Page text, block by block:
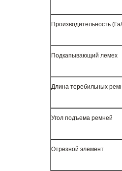
Производительность
Подкапывающий лемех
Длина теребильных
Угол подъема ремней
Отрезной элемент